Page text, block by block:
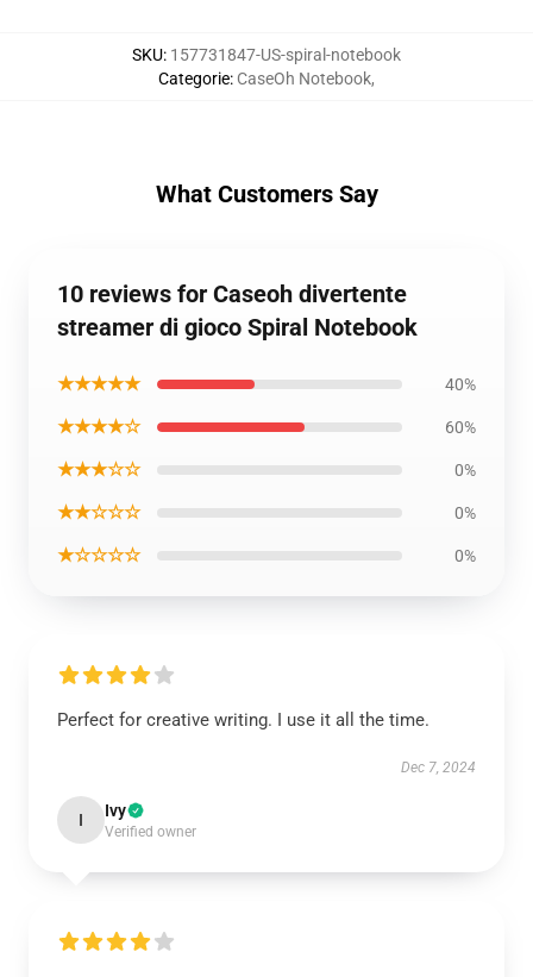
SKU: 157731847-US-spiral-notebook
Categorie: CaseOh Notebook,
What Customers Say
10 reviews for Caseoh divertente
streamer di gioco Spiral Notebook
★★★★★ 40%
★★★★☆ 60%
★★★☆☆ 0%
★★☆☆☆ 0%
★☆☆☆☆ 0%
Perfect for creative writing. I use it all the time.
Dec 7, 2024
I Ivy
Verified owner